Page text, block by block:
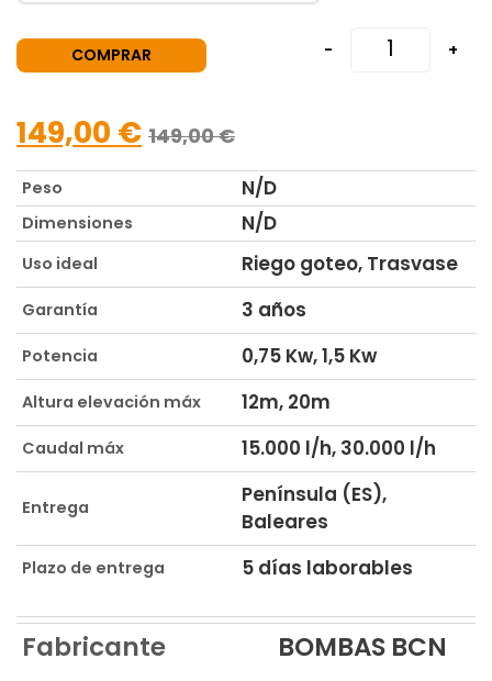
- +
COMPRAR
149,00 € 149,00€
Peso N/D
Dimensiones N/D
Uso ideal Riego goteo, Trasvase
Garantía 3 años
Potencia 0,75 Kw, 1,5 Kw
Altura elevación máx 12m, 20m
Caudal máx 15.000 l/h, 30.000 l/h
Entrega
Península (ES),
Baleares
Plazo de entrega 5 días laborables
Fabricante BOMBAS BCN